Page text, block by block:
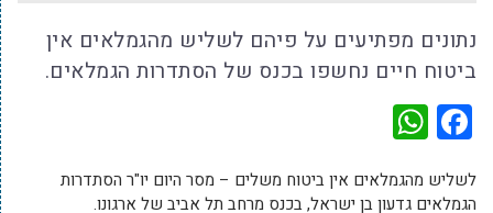
נתונים מפתיעים על פיהם לשליש מהגמלאים אין
ביטוח חיים נחשפו בכנס של הסתדרות הגמלאים.
Facebook
לשליש מהגמלאים אין ביטוח משלים – מסר היום יו"ר הסתדרות
הגמלאים גדעון בן ישראל, בכנס מרחב תל אביב של ארגונו.